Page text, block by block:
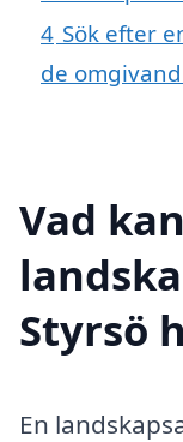
4 Sök efter
de
Vad
Styrsö
En